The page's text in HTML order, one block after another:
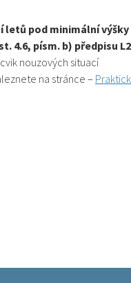
letů pod minimální
4.6, písm. b) předpisu
nouzových situací
na stránce –